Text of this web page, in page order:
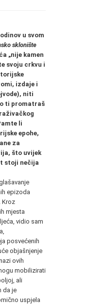
u svom
sklonište
„nije kamen
svoju crkvu i
izdaje i
niti
ti promatraš
li
epohe,
za
što uvijek
stoji nečija
epizoda
Kroz
mjesta
vidio sam
posvećenih
objašnjenje
ovih
mobilizirati
ali
da je
uspjela